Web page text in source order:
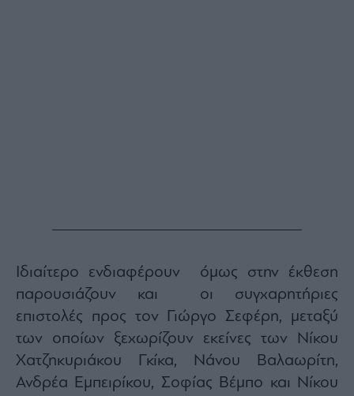
Ιδιαίτερο ενδιαφέρουν όμως στην έκθεση
παρουσιάζουν και οι συγχαρητήριες
επιστολές προς τον Γιώργο Σεφέρη, μεταξύ
των οποίων ξεχωρίζουν εκείνες των Νίκου
Χατζηκυριάκου Γκίκα, Νάνου Βαλαωρίτη,
Ανδρέα Εμπειρίκου, Σοφίας Βέμπο και Νίκου